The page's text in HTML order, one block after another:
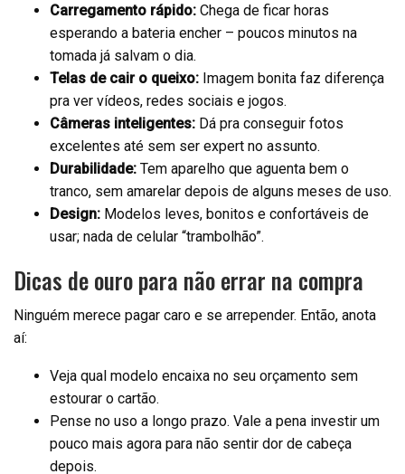
Carregamento rápido: Chega de ficar horas
esperando a bateria encher – poucos minutos na
tomada já salvam o dia.
Telas de cair o queixo: Imagem bonita faz diferença
pra ver vídeos, redes sociais e jogos.
Câmeras inteligentes: Dá pra conseguir fotos
excelentes até sem ser expert no assunto.
Durabilidade: Tem aparelho que aguenta bem o
tranco, sem amarelar depois de alguns meses de uso.
Design: Modelos leves, bonitos e confortáveis de
usar; nada de celular “trambolhão”.
Dicas de ouro para não errar na compra
Ninguém merece pagar caro e se arrepender. Então, anota
aí:
Veja qual modelo encaixa no seu orçamento sem
estourar o cartão.
Pense no uso a longo prazo. Vale a pena investir um
pouco mais agora para não sentir dor de cabeça
depois.